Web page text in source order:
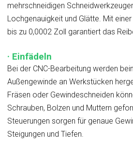
mehrschneidigen
Lochgenauigkeit und Glätte. Mit
bis zu 0,0002 Zoll garantiert das
· Einfädeln
Bei der CNC-Bearbeitung werden
Außengewinde an Werkstücken
Fräsen oder Gewindeschneiden
Schrauben, Bolzen und Muttern
Steuerungen sorgen für genaue
Steigungen und Tiefen.